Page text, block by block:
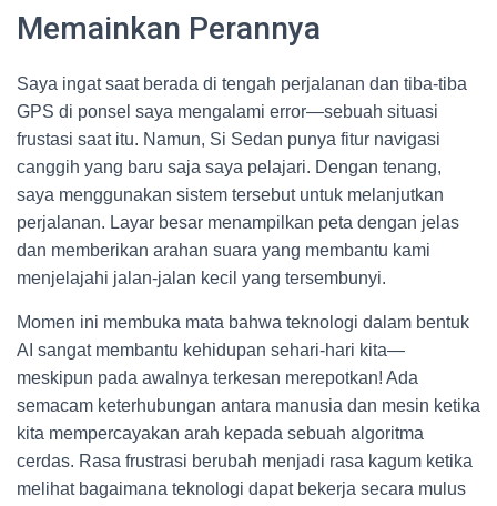
Memainkan Perannya
Saya ingat saat berada di tengah perjalanan dan tiba-tiba
GPS di ponsel saya mengalami error—sebuah situasi
frustasi saat itu. Namun, Si Sedan punya fitur navigasi
canggih yang baru saja saya pelajari. Dengan tenang,
saya menggunakan sistem tersebut untuk melanjutkan
perjalanan. Layar besar menampilkan peta dengan jelas
dan memberikan arahan suara yang membantu kami
menjelajahi jalan-jalan kecil yang tersembunyi.
Momen ini membuka mata bahwa teknologi dalam bentuk
AI sangat membantu kehidupan sehari-hari kita—
meskipun pada awalnya terkesan merepotkan! Ada
semacam keterhubungan antara manusia dan mesin ketika
kita mempercayakan arah kepada sebuah algoritma
cerdas. Rasa frustrasi berubah menjadi rasa kagum ketika
melihat bagaimana teknologi dapat bekerja secara mulus